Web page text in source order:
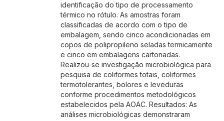
identificação do tipo de processamento
térmico no rótulo. As amostras foram
classificadas de acordo com o tipo de
embalagem, sendo cinco acondicionadas em
copos de polipropileno seladas termicamente
e cinco em embalagens cartonadas.
Realizou-se investigação microbiológica para
pesquisa de coliformes totais, coliformes
termotolerantes, bolores e leveduras
conforme procedimentos metodológicos
estabelecidos pela AOAC. Resultados: As
análises microbiológicas demonstraram